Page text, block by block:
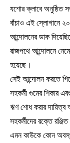
যশোর ক্লাবে অনুষ্ঠিত
বাঁচাও এই স্লোগানে
আন্দোলনের ডাক
রাজপথে আন্দোলনে
হয়েছে।
সেই আন্দোলন করতে
সহকর্মী গুমের শিকার
ঋণ শোধ করার দায়িত্ব
সহকর্মীদের রক্তে
এমন কাউকে কোন